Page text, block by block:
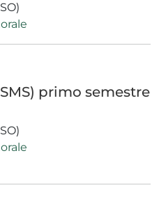
primo semestre